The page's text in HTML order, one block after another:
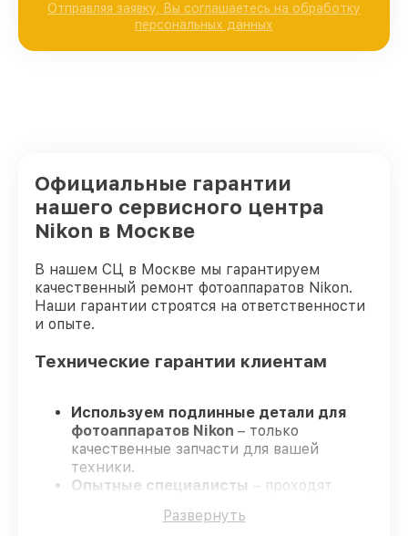
Отправляя заявку, Вы соглашаетесь на обработку
персональных данных
Официальные гарантии
нашего сервисного центра
Nikon в Москве
В нашем СЦ в Москве мы гарантируем
качественный ремонт фотоаппаратов Nikon.
Наши гарантии строятся на ответственности
и опыте.
Технические гарантии клиентам
Используем подлинные детали для
фотоаппаратов Nikon – только
качественные запчасти для вашей
техники.
Опытные специалисты – проходят
что обеспечивает высокий уровень
Развернуть